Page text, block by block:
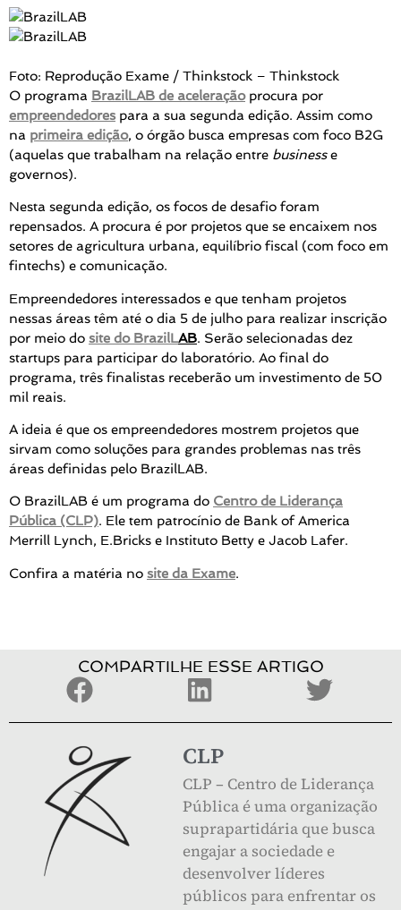
Foto: Reprodução Exame / Thinkstock – Thinkstock
O programa BrazilLAB de aceleraçãoprocura por
empreendedorespara a sua segunda edição. Assim como
na primeira edição, o órgão busca empresas com foco B2G
(aquelas que trabalham na relação entre businesse
governos).
Nesta segunda edição, os focos de desafio foram
repensados. A procura é por projetos que se encaixem nos
setores de agricultura urbana, equilíbrio fiscal (com foco em
fintechs) e comunicação.
Empreendedores interessados e que tenham projetos
nessas áreas têm até o dia 5 de julho para realizar inscrição
por meio do site do BrazilLAB. Serão selecionadas dez
startups para participar do laboratório. Ao final do
programa, três finalistas receberão um investimento de 50
mil reais.
A ideia é que os empreendedores mostrem projetos que
sirvam como soluções para grandes problemas nas três
áreas definidas pelo BrazilLAB.
O BrazilLAB é um programa do Centro de Liderança
Pública (CLP). Ele tem patrocínio de Bank of America
Merrill Lynch, E.Bricks e Instituto Betty e Jacob Lafer.
Confira a matéria no site da Exame.
COMPARTILHE ESSE ARTIGO
CLP
CLP – Centro de Liderança
Pública é uma organização
suprapartidária que busca
engajar a sociedade e
desenvolver líderes
públicos para enfrentar os